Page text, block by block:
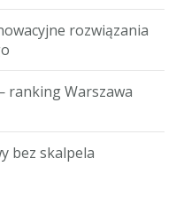
rozwiązania
ranking Warszawa
bez skalpela